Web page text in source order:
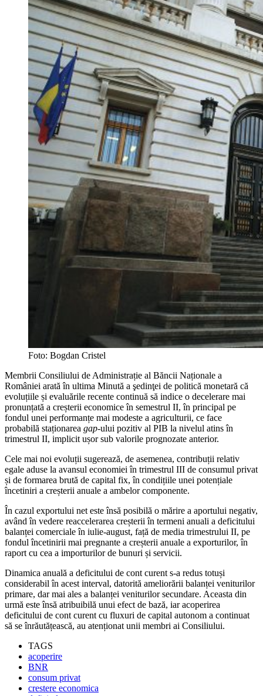
Foto: Bogdan Cristel
Membrii Consiliului de Administrație al Băncii Naționale a
României arată în ultima Minută a şedinţei de politică monetară că
evoluțiile și evaluările recente continuă să indice o decelerare mai
pronunțată a creșterii economice în semestrul II, în principal pe
fondul unei performanțe mai modeste a agriculturii, ce face
probabilă staționarea gap-ului pozitiv al PIB la nivelul atins în
trimestrul II, implicit ușor sub valorile prognozate anterior.
Cele mai noi evoluții sugerează, de asemenea, contribuții relativ
egale aduse la avansul economiei în trimestrul III de consumul privat
și de formarea brută de capital fix, în condițiile unei potențiale
încetiniri a creșterii anuale a ambelor componente.
În cazul exportului net este însă posibilă o mărire a aportului negativ,
având în vedere reaccelerarea creșterii în termeni anuali a deficitului
balanței comerciale în iulie-august, față de media trimestrului II, pe
fondul încetinirii mai pregnante a creșterii anuale a exporturilor, în
raport cu cea a importurilor de bunuri și servicii.
Dinamica anuală a deficitului de cont curent s-a redus totuși
considerabil în acest interval, datorită ameliorării balanței veniturilor
primare, dar mai ales a balanței veniturilor secundare. Aceasta din
urmă este însă atribuibilă unui efect de bază, iar acoperirea
deficitului de cont curent cu fluxuri de capital autonom a continuat
să se înrăutățească, au atenționat unii membri ai Consiliului.
TAGS
acoperire
BNR
consum privat
crestere economica